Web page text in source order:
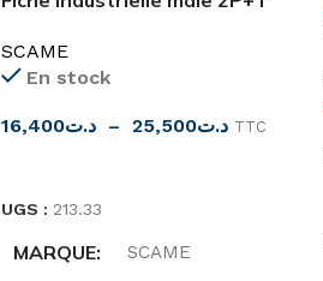
SCAME
En stock
د.ت16,400 – د.ت25,500 TTC
UGS : 213.33
MARQUE SCAME